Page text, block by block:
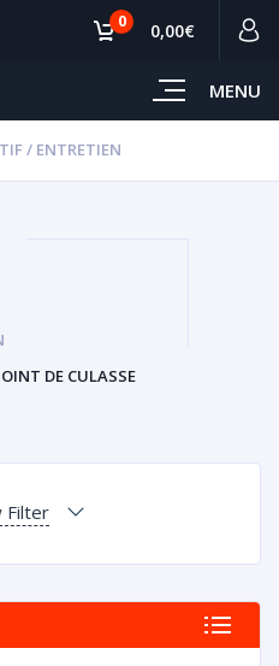
MENU
0 0,00€
/ ENTRETIEN
DE CULASSE
Filter